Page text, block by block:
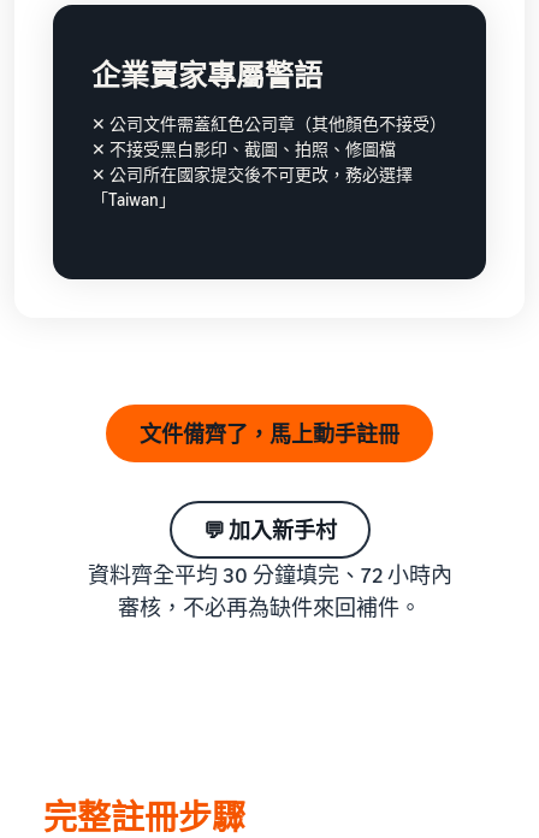
企業賣家專屬警語
✕ 公司文件需蓋紅色公司章（其他顏色不接受）
✕ 不接受黑白影印、截圖、拍照、修圖檔
✕ 公司所在國家提交後不可更改，務必選擇
「Taiwan」
文件備齊了，馬上動手註冊
💬 加入新手村
資料齊全平均 30 分鐘填完、72 小時內
審核，不必再為缺件來回補件。
完整註冊步驟